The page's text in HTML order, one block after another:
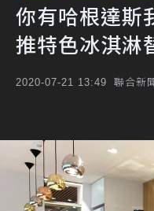
你有哈根達斯
推特色冰淇淋
2020-07-21 13:49 聯合新